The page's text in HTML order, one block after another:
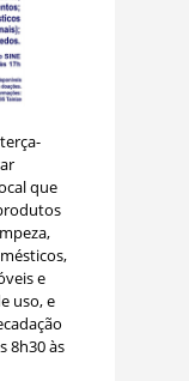
que
e
uso, e
8h30 às